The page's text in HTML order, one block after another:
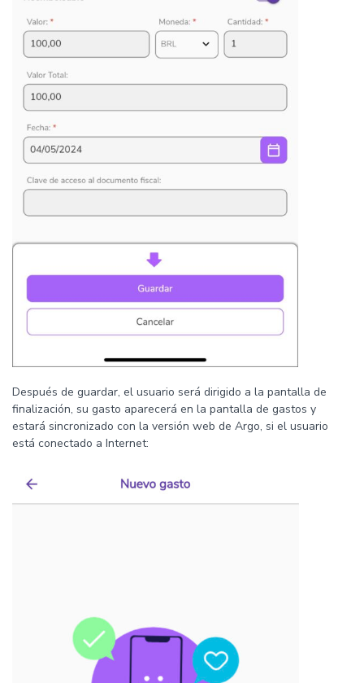
Después de guardar, el usuario será dirigido a la pantalla de
finalización, su gasto aparecerá en la pantalla de gastos y
estará sincronizado con la versión web de Argo, si el usuario
está conectado a Internet: